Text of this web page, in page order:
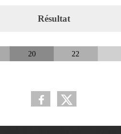
Résultat
20 22